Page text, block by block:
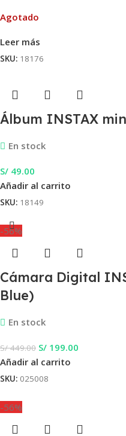
Agotado
Leer más
SKU: 18176
Álbum INSTAX
En stock
S/ 49.00
Añadir al carrito
SKU: 18149
-56%
Cámara Digital
Blue)
En stock
S/449.00 S/ 199.00
Añadir al carrito
SKU: 025008
-56%